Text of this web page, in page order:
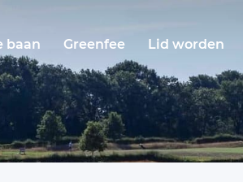
baan Greenfee Lid worden